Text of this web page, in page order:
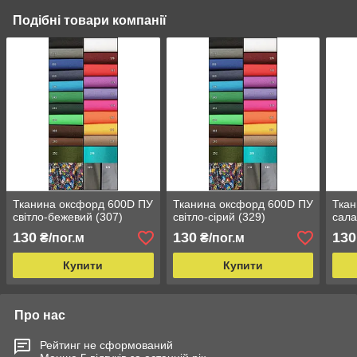
Подібні товари компанії
Тканина оксфорд 600D ПУ
світло-бежевий (307)
130 ₴/пог.м
Купити
Тканина оксфорд 600D ПУ
світло-сірий (329)
130₴/пог.м
Купити
130
Про нас
Рейтинг не сформований